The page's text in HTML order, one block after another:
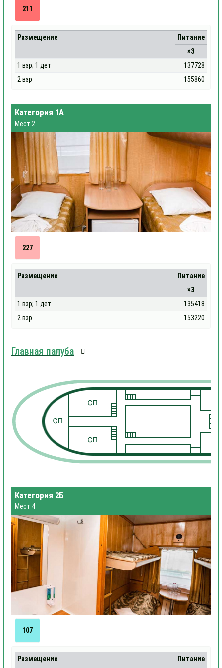
211
Размещение
Питание
×3
1 взр; 1 дет
137728
2 взр
155860
Категория 1А
Мест 2
227
Размещение
Питание
×3
1 взр; 1 дет
135418
2 взр
153220
Главная палуба
Категория 2Б
Мест 4
107
Размещение Питание